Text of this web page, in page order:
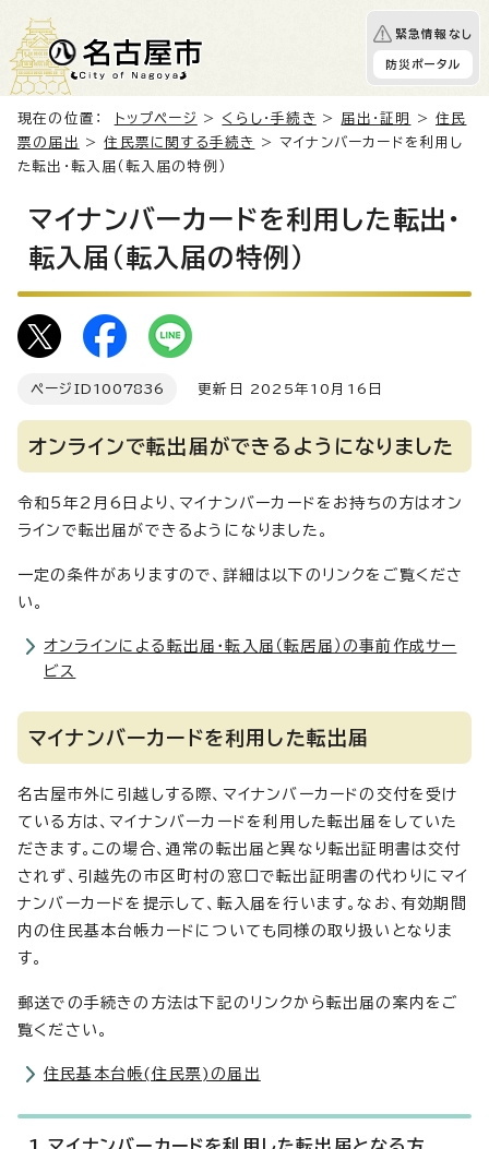
緊急情報なし
防災ポータル
現在の位置： トップページ > くらし・手続き > 届出・証明 >住民
票の届出
>住民票に関する手続き
> マイナンバーカードを利用し
た転出・転入届（転入届の特例）
マイナンバーカードを利用した転出・
転入届（転入届の特例）
ページID 1007836 更新日 2025年10月16日
オンラインで転出届ができるようになりました
令和5年2月6日より、マイナンバーカードをお持ちの方はオン
ラインで転出届ができるようになりました。
一定の条件がありますので、詳細は以下のリンクをご覧くださ
い。
オンラインによる転出届・転入届（転居届）の事前作成サー
ビス
マイナンバーカードを利用した転出届
名古屋市外に引越しする際、マイナンバーカードの交付を受け
ている方は、マイナンバーカードを利用した転出届をしていた
だきます。この場合、通常の転出届と異なり転出証明書は交付
されず、引越先の市区町村の窓口で転出証明書の代わりにマイ
ナンバーカードを提示して、転入届を行います。なお、有効期間
内の住民基本台帳カードについても同様の取り扱いとなりま
す。
郵送での手続きの方法は下記のリンクから転出届の案内をご
覧ください。
住民基本台帳(住民票)の届出